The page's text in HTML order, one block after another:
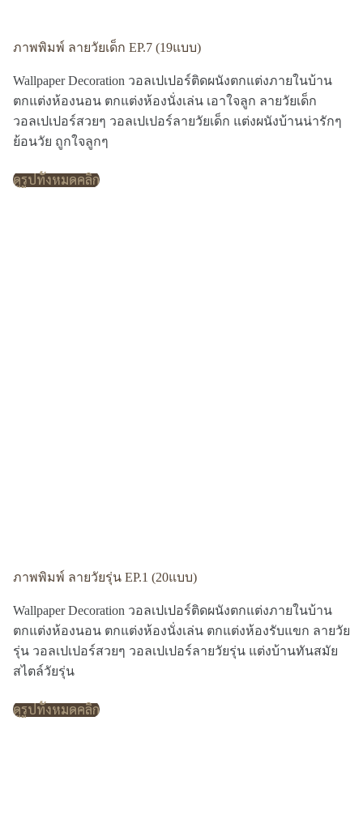
ภาพพิมพ์ ลายวัยเด็ก EP.7 (19แบบ)
Wallpaper Decoration วอลเปเปอร์ติดผนังตกแต่งภายในบ้าน
ตกแต่งห้องนอน ตกแต่งห้องนั่งเล่น เอาใจลูก ลายวัยเด็ก
วอลเปเปอร์สวยๆ วอลเปเปอร์ลายวัยเด็ก แต่งผนังบ้านน่ารักๆ
ย้อนวัย ถูกใจลูกๆ
ดูรูปทั้งหมดคลิก
ภาพพิมพ์ ลายวัยรุ่น EP.1 (20แบบ)
Wallpaper Decoration วอลเปเปอร์ติดผนังตกแต่งภายในบ้าน
ตกแต่งห้องนอน ตกแต่งห้องนั่งเล่น ตกแต่งห้องรับแขก ลายวัย
รุ่น วอลเปเปอร์สวยๆ วอลเปเปอร์ลายวัยรุ่น แต่งบ้านทันสมัย
สไตล์วัยรุ่น
ดูรูปทั้งหมดคลิก